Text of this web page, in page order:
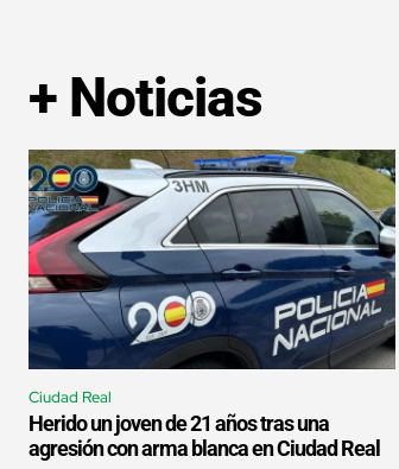
+ Noticias
Ciudad Real
Herido un joven de 21 años tras una
agresión con arma blanca en Ciudad Real